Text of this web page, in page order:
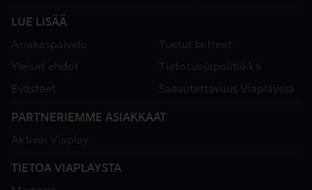
LUE LISÄÄ
Asiakaspalvelu
Tuetut laitteet
Yleiset ehdot
Tietosuojapolitiikka
Evästeet
Saavutettavuus Viaplayssa
PARTNERIEMME ASIAKKAAT
Aktivoi Viaplay
TIETOA VIAPLAYSTA